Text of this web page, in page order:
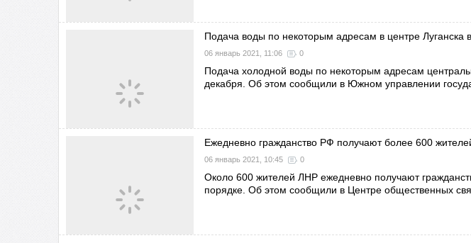
Подача воды по некоторым адресам в центре Луганска
06 январь 2021, 11:06 0
Подача холодной воды по некоторым адресам
декабря. Об этом сообщили в Южном управлении
Ежедневно гражданство РФ получают более 600
06 январь 2021, 10:45 0
Около 600 жителей ЛНР ежедневно получают
порядке. Об этом сообщили в Центре общественных